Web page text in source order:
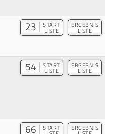
23 START
LISTE
ERGEBNIS
LISTE
54 START
LISTE
ERGEBNIS
LISTE
66 START ERGEBNIS